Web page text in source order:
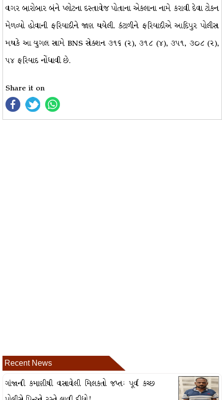
વગર બારોબાર બંને પ્લોટના દસ્તાવેજ પોતાના એકલાના નામે કરાવી દેવા ટોકન
મેળવ્યો હોવાની ફરિયાદીને જાણ થયેલી. કંટાળીને ફરિયાદીએ આદિપુર પોલીસ
મથકે આ યુગલ સામે BNS સેક્શન ૩૧૬ (૨), ૩૧૮ (૪), ૩૫૧, ૩૦૮ (૨),
૫૪ ફરિયાદ નોંધાવી છે.
Share it on
Recent News
ગાંજાની કમાણીથી વસાવેલી મિલકતો જપ્તઃ પૂર્વ કચ્છ